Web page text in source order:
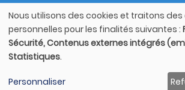
Guide utilisateur
Utilisation
des
données
personnelles
et
Nous utilisons des cookies et traitons
personnelles pour les finalités suivantes :
Sécurité, Contenus externes intégrés
Statistiques.
Personnaliser